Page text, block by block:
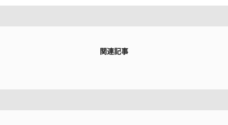
関連記事